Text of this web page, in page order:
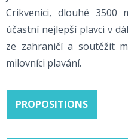
Crikvenici, dlouhé 3500
účastní nejlepší plavci v
ze zahraničí a soutěžit
milovníci plavání.
PROPOSITIONS